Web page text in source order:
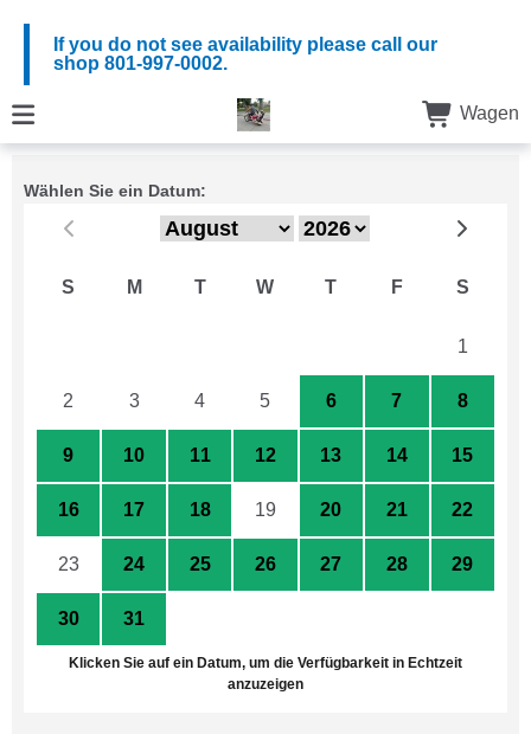
If you do not see availability please call our
shop 801-997-0002.
Wagen
Wählen Sie ein Datum:
S M T W T F S
1
2 3 4 5 6 7 8
9 10 11 12 13 14 15
16 17 18 19 20 21 22
23 24 25 26 27 28 29
30 31
Klicken Sie auf ein Datum, um die Verfügbarkeit in Echtzeit
anzuzeigen